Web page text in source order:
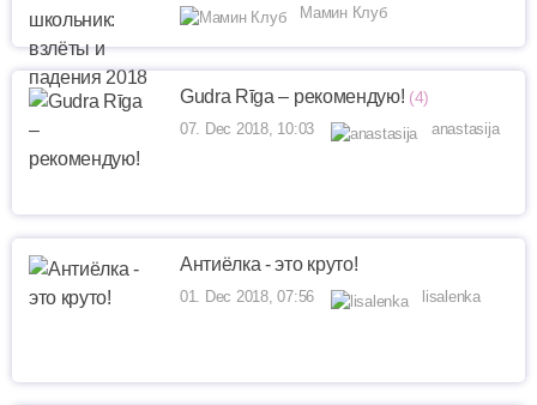
Мамин Клуб
Gudra Rīga – рекомендую! (4)
07. Dec 2018, 10:03 anastasija
Антиёлка - это круто!
01. Dec 2018, 07:56 lisalenka